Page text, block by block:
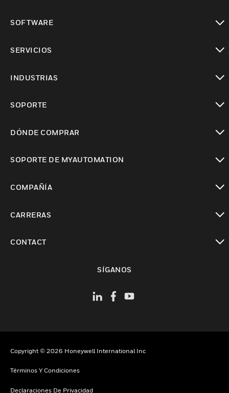
SOFTWARE
SERVICIOS
INDUSTRIAS
SOPORTE
DÓNDE COMPRAR
SOPORTE DE MYAUTOMATION
COMPAÑÍA
CARRERAS
CONTACT
SÍGANOS
Copyright © 2026 Honeywell International Inc
Términos Y Condiciones
Declaraciones De Privacidad